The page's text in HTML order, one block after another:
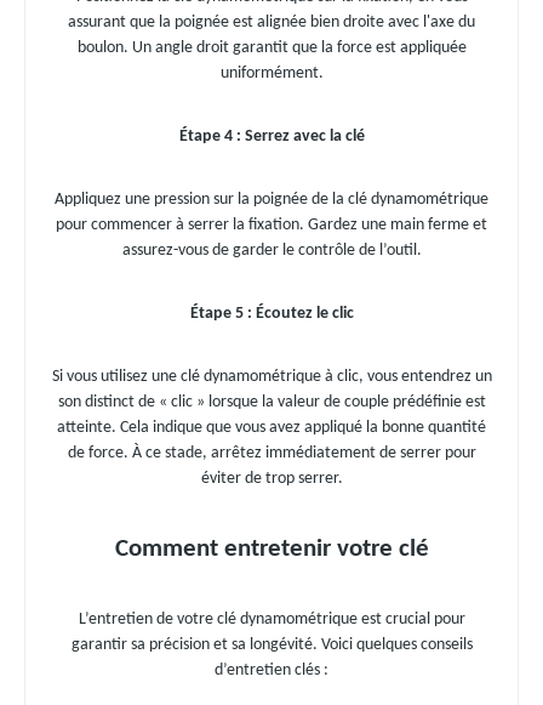
assurant que la poignée est alignée bien droite avec l'axe du
boulon. Un angle droit garantit que la force est appliquée
uniformément.
Étape 4 : Serrez avec la clé
Appliquez une pression sur la poignée de la clé dynamométrique
pour commencer à serrer la fixation. Gardez une main ferme et
assurez-vous de garder le contrôle de l’outil.
Étape 5 : Écoutez le clic
Si vous utilisez une clé dynamométrique à clic, vous entendrez un
son distinct de « clic » lorsque la valeur de couple prédéfinie est
atteinte. Cela indique que vous avez appliqué la bonne quantité
de force. À ce stade, arrêtez immédiatement de serrer pour
éviter de trop serrer.
Comment entretenir votre clé
L’entretien de votre clé dynamométrique est crucial pour
garantir sa précision et sa longévité. Voici quelques conseils
d’entretien clés :